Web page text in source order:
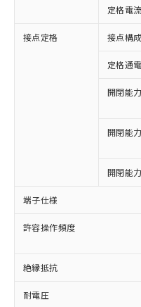
定格電流
接点定格 接点構成
定格通
開閉能
開閉能
開閉能
端子仕様
許容操作頻度
絶縁抵抗
耐電圧
ご利用条
以下の条件をお
本サービス
商品の当社
(税抜)を提
当社制御機
本サービス
ことをご了
在庫状況お
記載してい
タに基づき
準価格とは
非含有に対応し
対応予定：EU
有に対応した製
対応予定なし：
非含有に非対応
調査・確認中：
非含有の対応状
非該当品：ライ
害物質有無と関
仕入先様の事情
いたものが、含
むを得ず変更す
*EU RoHS指令（10物質
鉛(Pb) 1000ppm以下、
六価クロム(Cr(Ⅵ))
「○」：最大均
基準値以下であ
「×」：最大均質
基準値を超えて
「－」：未確認
当社は、こ
為替および
（以下｢規
または国外
国政府の輸
可)を取得